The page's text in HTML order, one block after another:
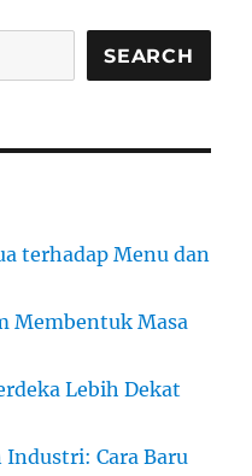
SEARCH
terhadap Menu dan
Membentuk Masa
Lebih Dekat
Industri: Cara Baru